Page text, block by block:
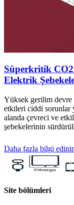
Süperkritik
Elektrik
Yüksek gerilim devre
etkileri ciddi sorunlar
alanda çevreci ve
şebekelerinin
Daha fazla bilgi
Site bölümleri